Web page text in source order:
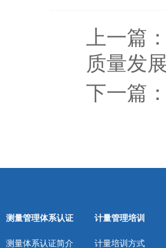
上一篇
质量发
下一篇
测量管理体系认证
测量体系认证简介
计量管理培训
计量培训方式